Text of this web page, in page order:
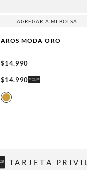
AGREGAR A MI BOLSA
AROS MODA ORO
$14.990
$14.990
TARJETA